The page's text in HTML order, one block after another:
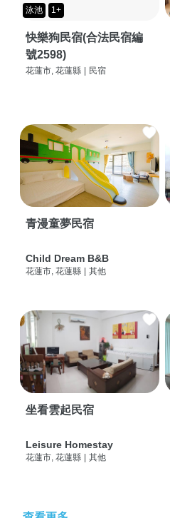
泳池 1+
快樂狗民宿(合法民宿編
號2598)
花蓮市, 花蓮縣 民宿
青漫童夢民宿
Child Dream B&B
花蓮市, 花蓮縣 其他
坐看雲起民宿
Leisure Homestay
花蓮市, 花蓮縣 其他